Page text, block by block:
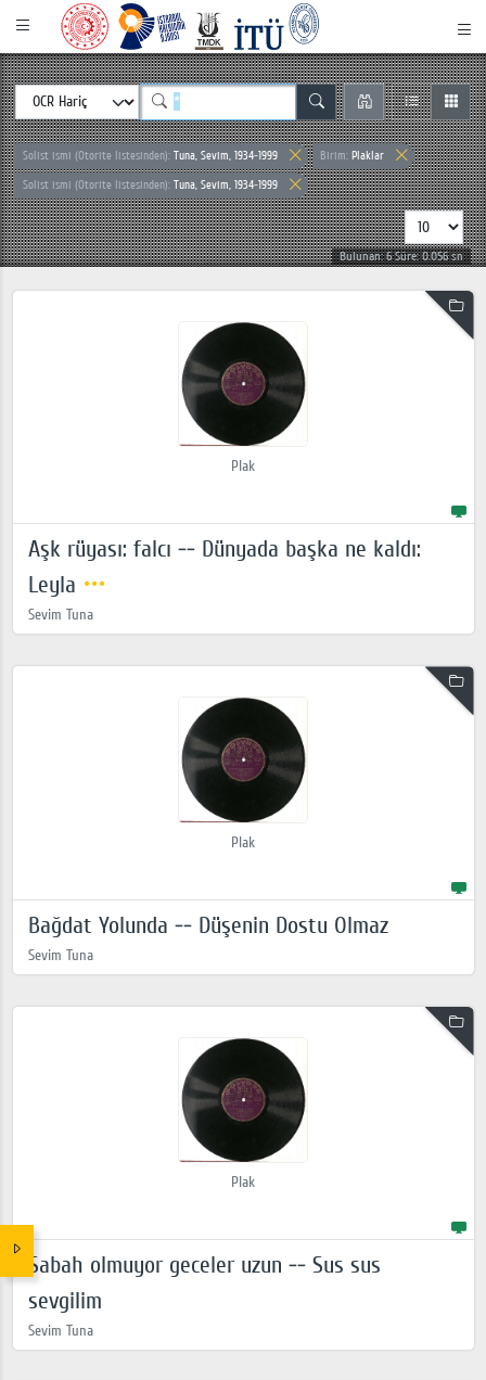
Solist ismi (Otorite listesinden): Tuna, Sevim, 1934-1999 Birim: Plaklar
Solist ismi (Otorite listesinden): Tuna, Sevim, 1934-1999
Bulunan: 6 Süre: 0.056 sn
Plak
Aşk rüyası: falcı -- Dünyada başka ne kaldı:
Leyla
Sevim Tuna
Plak
Bağdat Yolunda -- Düşenin Dostu Olmaz
Sevim Tuna
Plak
Sabah olmuyor geceler uzun -- Sus sus
sevgilim
Sevim Tuna